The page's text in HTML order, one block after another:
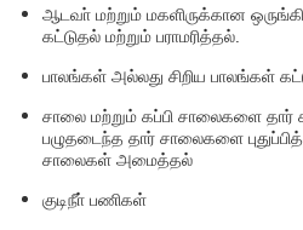
ஆடவா் மற்றும் மகளிருக்கான
கட்டுதல் மற்றும் பராமரித்தல்.
பாலங்கள் அல்லது சிறிய பாலங்கள்
சாலை மற்றும் கப்பி சாலைகளை
பழுதடைந்த தார் சாலைகளை
சாலைகள் அமைத்தல்
குடிநீா் பணிகள்